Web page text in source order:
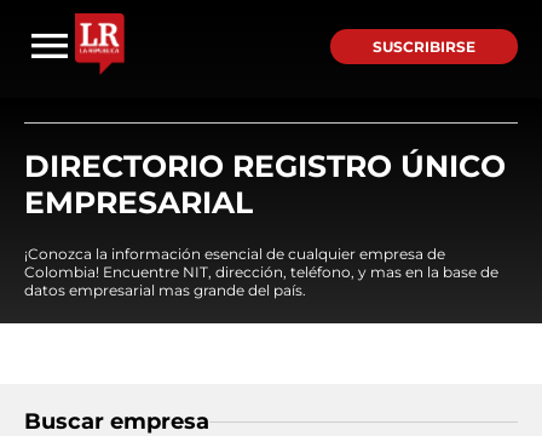
SUSCRIBIRSE
DIRECTORIO REGISTRO ÚNICO
EMPRESARIAL
¡Conozca la información esencial de cualquier empresa de
Colombia! Encuentre NIT, dirección, teléfono, y mas en la base de
datos empresarial mas grande del país.
Buscar empresa